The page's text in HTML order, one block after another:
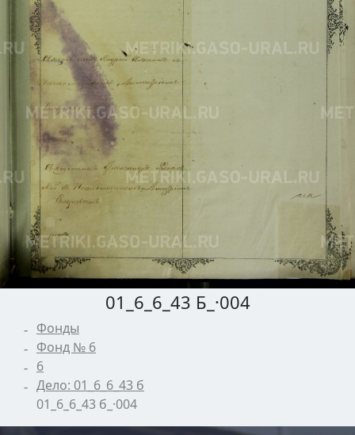
01_6_6_43 Б_·004
Фонды
Фонд № 6
6
Дело: 01_6_6_43 б
01_6_6_43 б_·004